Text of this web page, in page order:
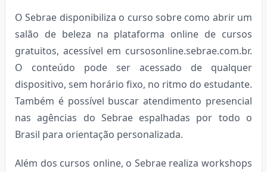
O Sebrae disponibiliza o curso sobre como abrir um
salão de beleza na plataforma online de cursos
gratuitos, acessível em cursosonline.sebrae.com.br.
O conteúdo pode ser acessado de qualquer
dispositivo, sem horário fixo, no ritmo do estudante.
Também é possível buscar atendimento presencial
nas agências do Sebrae espalhadas por todo o
Brasil para orientação personalizada.
Além dos cursos online, o Sebrae realiza workshops